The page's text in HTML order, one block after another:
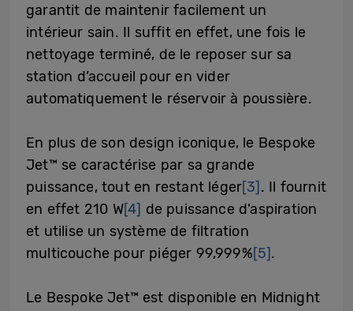
garantit de maintenir facilement un
intérieur sain. Il suffit en effet, une fois le
nettoyage terminé, de le reposer sur sa
station d’accueil pour en vider
automatiquement le réservoir à poussière.
En plus de son design iconique, le Bespoke
Jet™ se caractérise par sa grande
puissance, tout en restant léger[3] . Il fournit
en effet 210 W[4] de puissance d’aspiration
et utilise un système de filtration
multicouche pour piéger 99,999%[5].
Le Bespoke Jet™ est disponible en Midnight